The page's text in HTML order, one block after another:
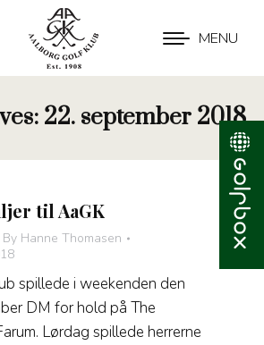
MENU
22. september 2018
til AaGK
By Hanne Thomasen
spillede i weekenden den
DM for hold på The
Lørdag spillede herrerne